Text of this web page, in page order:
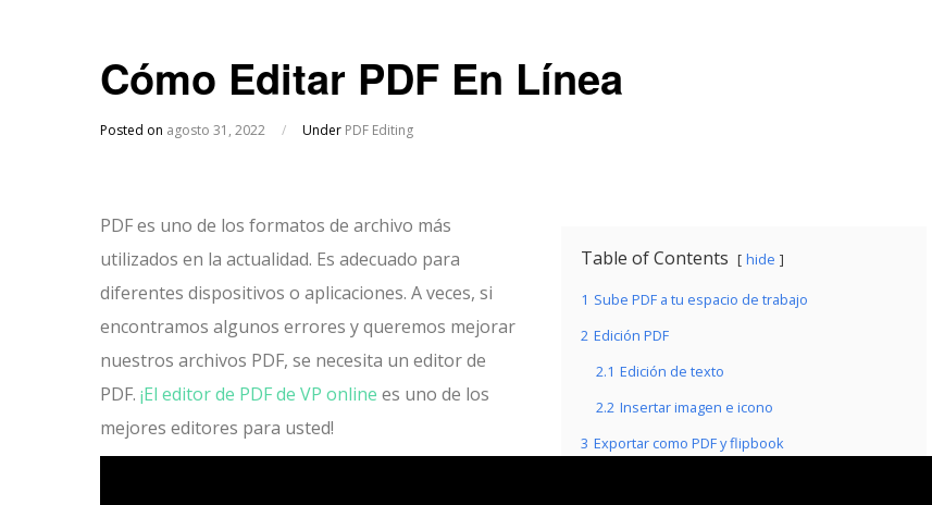
Cómo Editar PDF En Línea
Posted on agosto 31, 2022 / Under PDF Editing
Table of Contents hide
1 Sube PDF a tu espacio de trabajo
2 Edición PDF
2.1 Edición de texto
2.2 Insertar imagen e icono
3 Exportar como PDF y flipbook
PDF es uno de los formatos de archivo más
utilizados en la actualidad. Es adecuado para
diferentes dispositivos o aplicaciones. A veces, si
encontramos algunos errores y queremos mejorar
nuestros archivos PDF, se necesita un editor de
PDF. ¡El editor de PDF de VP online es uno de los
mejores editores para usted!